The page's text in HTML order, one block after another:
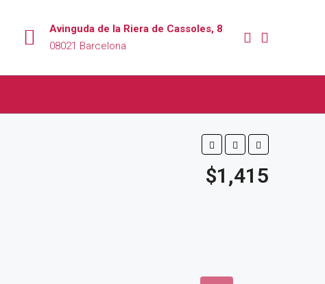
Avinguda de la Riera de Cassoles, 8
08021 Barcelona
$1,415